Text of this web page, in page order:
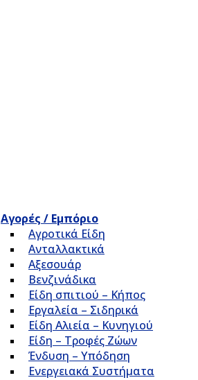
Αγορές / Εμπόριο
Αγροτικά Είδη
Ανταλλακτικά
Αξεσουάρ
Βενζινάδικα
Είδη σπιτιού – Κήπος
Εργαλεία – Σιδηρικά
Είδη Αλιεία – Κυνηγιού
Είδη – Τροφές Ζώων
Ένδυση – Υπόδηση
Ενεργειακά Συστήματα